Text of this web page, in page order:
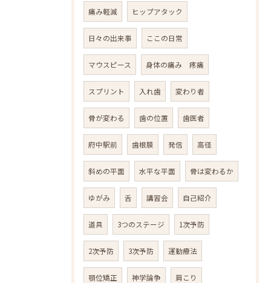
痛み軽減 ヒップアタック
日々の出来事 ここの日常
マウスピース 身体の痛み 疼痛
スプリント 入れ歯 変わり者
骨が変わる 歯の位置 歯医者
府中駅前 歯根膜 発信 高径
斜めの平面 水平な平面 骨は変わるか
ゆがみ 舌 講習会 自己紹介
道具 3つのステージ 1次予防
2次予防 3次予防 運動療法
顎位矯正 神学論争 肩こり